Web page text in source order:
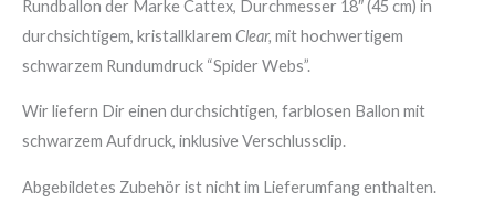
Rundballon der Marke Cattex, Durchmesser 18″ (45 cm) in
durchsichtigem, kristallklarem Clear, mit hochwertigem
schwarzem Rundumdruck “Spider Webs”.
Wir liefern Dir einen durchsichtigen, farblosen Ballon mit
schwarzem Aufdruck, inklusive Verschlussclip.
Abgebildetes Zubehör ist nicht im Lieferumfang enthalten.